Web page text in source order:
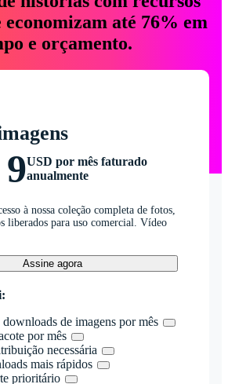
até 76% em
e orçamento.
USD por mês faturado
anualmente
à nossa coleção completa de fotos,
liberados para uso comercial. Vídeo
Assine agora
de imagens por mês
por mês
necessária
mais rápidos
prioritário